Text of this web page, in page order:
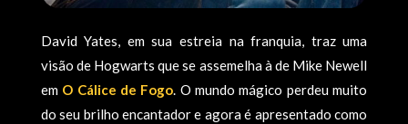
David Yates, em sua estreia na franquia, traz uma
visão de Hogwarts que se assemelha à de Mike Newell
em O Cálice de Fogo. O mundo mágico perdeu muito
do seu brilho encantador e agora é apresentado como